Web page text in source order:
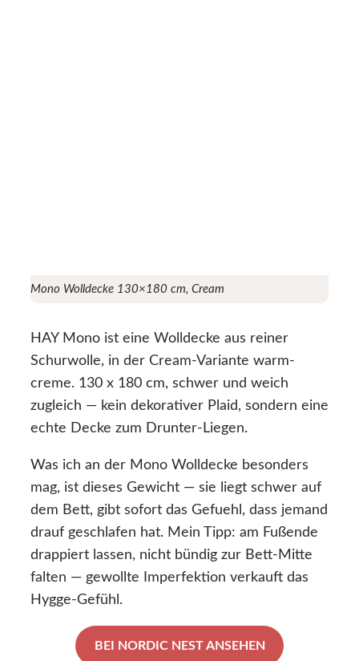
Mono Wolldecke 130×180 cm, Cream
HAY Mono ist eine Wolldecke aus reiner
Schurwolle, in der Cream-Variante warm-
creme. 130 x 180 cm, schwer und weich
zugleich — kein dekorativer Plaid, sondern eine
echte Decke zum Drunter-Liegen.
Was ich an der Mono Wolldecke besonders
mag, ist dieses Gewicht — sie liegt schwer auf
dem Bett, gibt sofort das Gefuehl, dass jemand
drauf geschlafen hat. Mein Tipp: am Fußende
drappiert lassen, nicht bündig zur Bett-Mitte
falten — gewollte Imperfektion verkauft das
Hygge-Gefühl.
BEI NORDIC NEST ANSEHEN